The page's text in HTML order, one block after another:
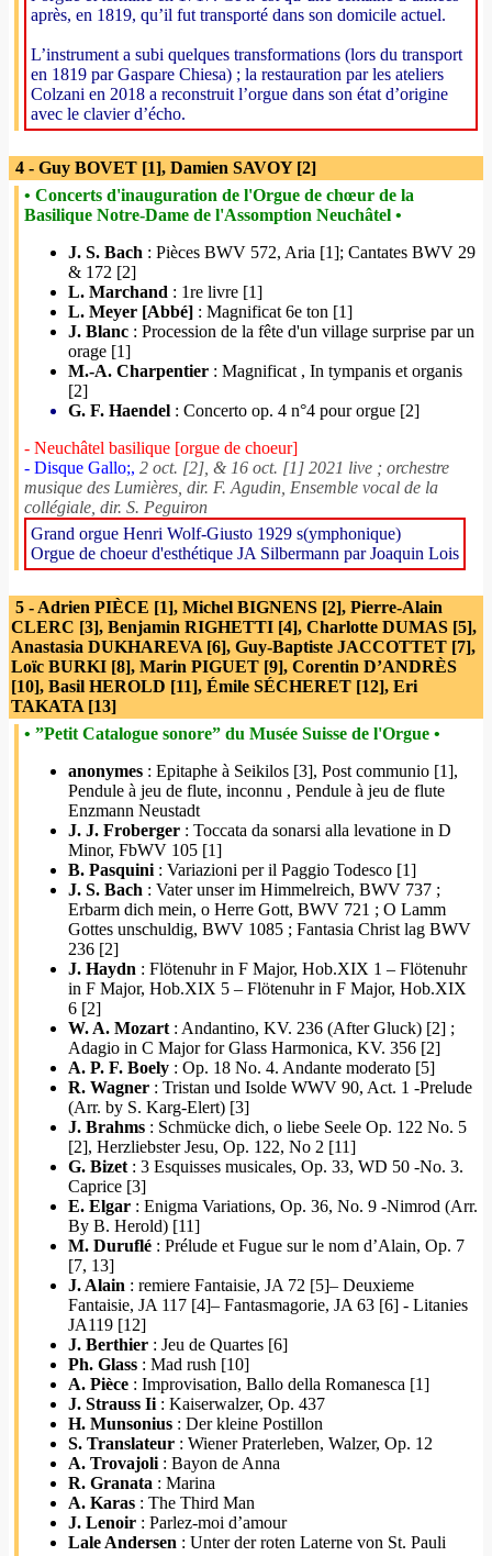
après, en 1819, qu’il fut transporté dans son domicile actuel.
L’instrument a subi quelques transformations (lors du transport
en 1819 par Gaspare Chiesa) ; la restauration par les ateliers
Colzani en 2018 a reconstruit l’orgue dans son état d’origine
avec le clavier d’écho.
4 - Guy BOVET [1], Damien SAVOY [2]
• Concerts d'inauguration de l'Orgue de chœur de la
Basilique Notre-Dame de l'Assomption Neuchâtel •
J. S. Bach : Pièces BWV 572, Aria [1]; Cantates BWV 29
& 172 [2]
L. Marchand : 1re livre [1]
L. Meyer [Abbé] : Magnificat 6e ton [1]
J. Blanc : Procession de la fête d'un village surprise par un
orage [1]
M.-A. Charpentier : Magnificat , In tympanis et organis
[2]
G. F. Haendel : Concerto op. 4 n°4 pour orgue [2]
- Neuchâtel basilique [orgue de choeur]
- Disque Gallo;, 2 oct. [2], & 16 oct. [1] 2021 live ; orchestre
musique des Lumières, dir. F. Agudin, Ensemble vocal de la
collégiale, dir. S. Peguiron
Grand orgue Henri Wolf-Giusto 1929 s(ymphonique)
Orgue de choeur d'esthétique JA Silbermann par Joaquin Lois
5 - Adrien PIÈCE [1], Michel BIGNENS [2], Pierre-Alain
CLERC [3], Benjamin RIGHETTI [4], Charlotte DUMAS [5],
Anastasia DUKHAREVA [6], Guy-Baptiste JACCOTTET [7],
Loïc BURKI [8], Marin PIGUET [9], Corentin D’ANDRÈS
[10], Basil HEROLD [11], Émile SÉCHERET [12], Eri
TAKATA [13]
• ”Petit Catalogue sonore” du Musée Suisse de l'Orgue •
anonymes : Epitaphe à Seikilos [3], Post communio [1],
Pendule à jeu de flute, inconnu , Pendule à jeu de flute
Enzmann Neustadt
J. J. Froberger : Toccata da sonarsi alla levatione in D
Minor, FbWV 105 [1]
B. Pasquini : Variazioni per il Paggio Todesco [1]
J. S. Bach : Vater unser im Himmelreich, BWV 737 ;
Erbarm dich mein, o Herre Gott, BWV 721 ; O Lamm
Gottes unschuldig, BWV 1085 ; Fantasia Christ lag BWV
236 [2]
J. Haydn : Flötenuhr in F Major, Hob.XIX 1 – Flötenuhr
in F Major, Hob.XIX 5 – Flötenuhr in F Major, Hob.XIX
6 [2]
W. A. Mozart : Andantino, KV. 236 (After Gluck) [2] ;
Adagio in C Major for Glass Harmonica, KV. 356 [2]
A. P. F. Boely : Op. 18 No. 4. Andante moderato [5]
R. Wagner : Tristan und Isolde WWV 90, Act. 1 -Prelude
(Arr. by S. Karg-Elert) [3]
J. Brahms : Schmücke dich, o liebe Seele Op. 122 No. 5
[2], Herzliebster Jesu, Op. 122, No 2 [11]
G. Bizet : 3 Esquisses musicales, Op. 33, WD 50 -No. 3.
Caprice [3]
E. Elgar : Enigma Variations, Op. 36, No. 9 -Nimrod (Arr.
By B. Herold) [11]
M. Duruflé : Prélude et Fugue sur le nom d’Alain, Op. 7
[7, 13]
J. Alain : remiere Fantaisie, JA 72 [5]– Deuxieme
Fantaisie, JA 117 [4]– Fantasmagorie, JA 63 [6] - Litanies
JA119 [12]
J. Berthier : Jeu de Quartes [6]
Ph. Glass : Mad rush [10]
A. Pièce : Improvisation, Ballo della Romanesca [1]
J. Strauss Ii : Kaiserwalzer, Op. 437
H. Munsonius : Der kleine Postillon
S. Translateur : Wiener Praterleben, Walzer, Op. 12
A. Trovajoli : Bayon de Anna
R. Granata : Marina
A. Karas : The Third Man
J. Lenoir : Parlez-moi d’amour
Lale Andersen : Unter der roten Laterne von St. Pauli